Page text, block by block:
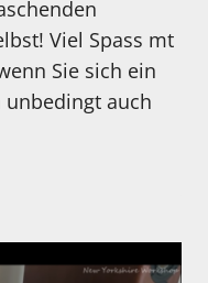
Viel Spass mt
Sie sich ein
unbedingt auch